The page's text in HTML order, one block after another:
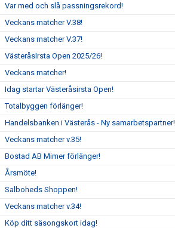
Var med och slå passningsrekord!
Veckans matcher V.38!
Veckans matcher V.37!
VästeråsIrsta Open 2025/26!
Veckans matcher!
Idag startar Västeråsirsta Open!
Totalbyggen förlänger!
Handelsbanken i Västerås - Ny samarbetspartner!
Veckans matcher v.35!
Bostad AB Mimer förlänger!
Årsmöte!
Salboheds Shoppen!
Veckans matcher v.34!
Köp ditt säsongskort idag!